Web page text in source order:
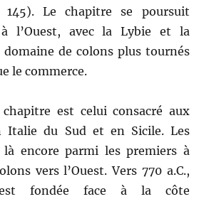
145). Le chapitre se poursuit
l’Ouest, avec la Lybie et la
domaine de colons plus tournés
le commerce.
est celui consacré aux
Italie du Sud et en Sicile. Les
là encore parmi les premiers à
vers l’Ouest. Vers 770 a.C.,
est fondée face à la côte